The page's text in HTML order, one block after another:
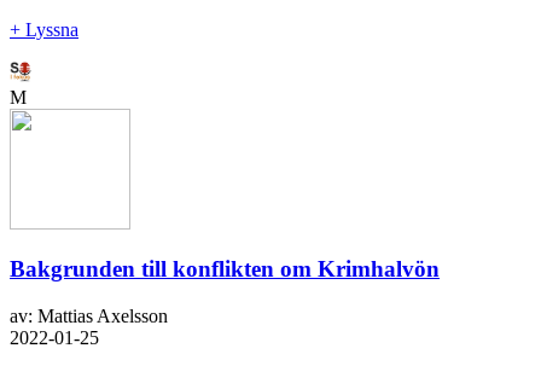
+ Lyssna
M
Bakgrunden till konflikten om Krimhalvön
av: Mattias Axelsson
2022-01-25